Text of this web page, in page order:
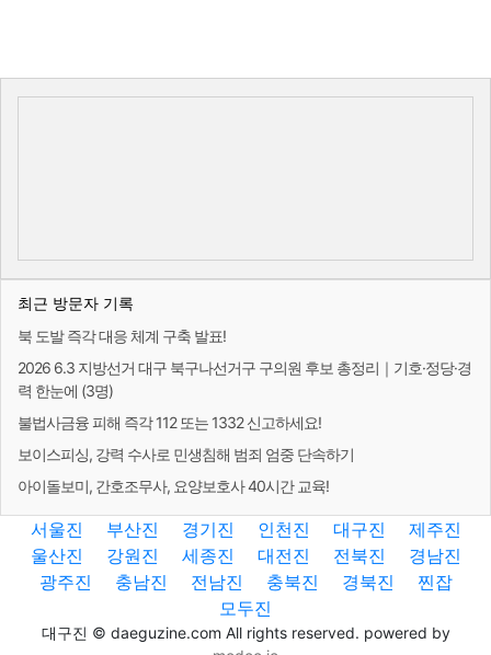
최근 방문자 기록
북 도발 즉각 대응 체계 구축 발표!
2026 6.3 지방선거 대구 북구나선거구 구의원 후보 총정리｜기호·정당·경
력 한눈에 (3명)
불법사금융 피해 즉각 112 또는 1332 신고하세요!
보이스피싱, 강력 수사로 민생침해 범죄 엄중 단속하기
아이돌보미, 간호조무사, 요양보호사 40시간 교육!
서울진 부산진 경기진 인천진 대구진
제주진
울산진
강원진 세종진 대전진 전북진
경남진
광주진
충남진 전남진 충북진 경북진
찐잡
모두진
대구진 © daeguzine.com All rights reserved. powered by